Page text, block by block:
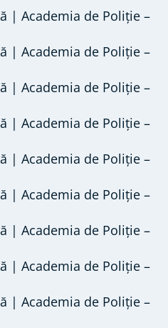
| Academia de Poliție –
| Academia de Poliție –
| Academia de Poliție –
| Academia de Poliție –
| Academia de Poliție –
| Academia de Poliție –
| Academia de Poliție –
| Academia de Poliție –
| Academia de Poliție –